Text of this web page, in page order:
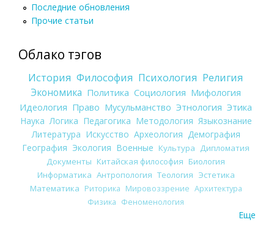
Последние обновления
Прочие статьи
Облако тэгов
История Философия Психология Религия
Экономика Политика Социология Мифология
Идеология Право Мусульманство Этнология Этика
Наука Логика Педагогика Методология Языкознание
Литература Искусство Археология Демография
География Экология Военные Культура
Дипломатия
Документы Китайская философия Биология
Информатика Антропология Теология Эстетика
Математика Риторика Мировоззрение Архитектура
Физика Феноменология
Еще